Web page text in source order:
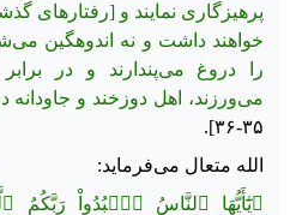
پرهیزگاری نمایند و [رفتارهای
خواهند داشت و نه اندوهگین
را دروغ می‌پندارند و در
می‌ورزند، اهل دوزخند و جاودانه
۳۵-۳۶].
الله متعال می‌فرماید:
﴿يَٰٓأَيُّهَا ٱلنَّاسُ ٱعۡبُدُواْ